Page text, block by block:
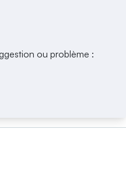
ou problème :